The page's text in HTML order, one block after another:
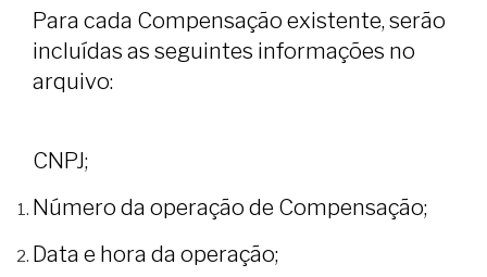
Para cada Compensação existente, serão
incluídas as seguintes informações no
arquivo:
CNPJ;
Número da operação de Compensação;
Data e hora da operação;